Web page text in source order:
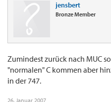
jensbert
Bronze Member
Zumindest zurück nach MUC
"normalen" C kommen aber
in der 747.
26. Januar 2007